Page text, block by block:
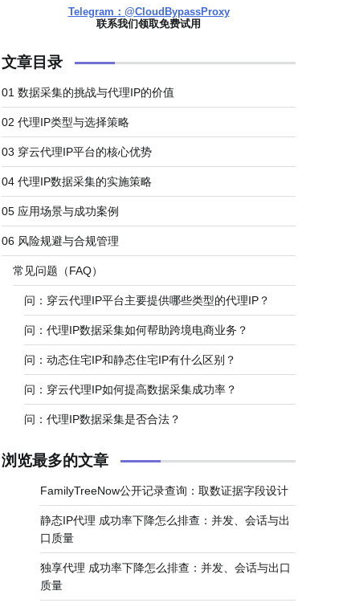
Telegram：@CloudBypassProxy
联系我们领取免费试用
文章目录
01 数据采集的挑战与代理IP的价值
02 代理IP类型与选择策略
03 穿云代理IP平台的核心优势
04 代理IP数据采集的实施策略
05 应用场景与成功案例
06 风险规避与合规管理
常见问题（FAQ）
问：穿云代理IP平台主要提供哪些类型的代理IP？
问：代理IP数据采集如何帮助跨境电商业务？
问：动态住宅IP和静态住宅IP有什么区别？
问：穿云代理IP如何提高数据采集成功率？
问：代理IP数据采集是否合法？
浏览最多的文章
FamilyTreeNow公开记录查询：取数证据字段设计
静态IP代理 成功率下降怎么排查：并发、会话与出
口质量
独享代理 成功率下降怎么排查：并发、会话与出口
质量